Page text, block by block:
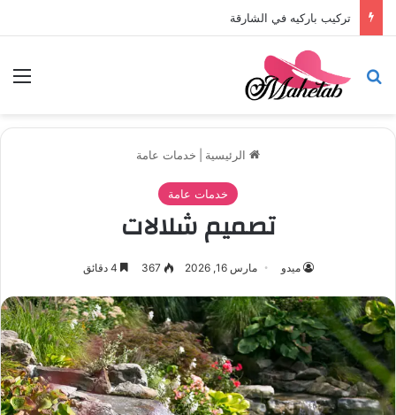
تركيب باركيه في أبوظبي
بحث عن
الرئيسية خدمات عامة
خدمات عامة
تصميم شلالات
ميدو مارس 16, 2026 367